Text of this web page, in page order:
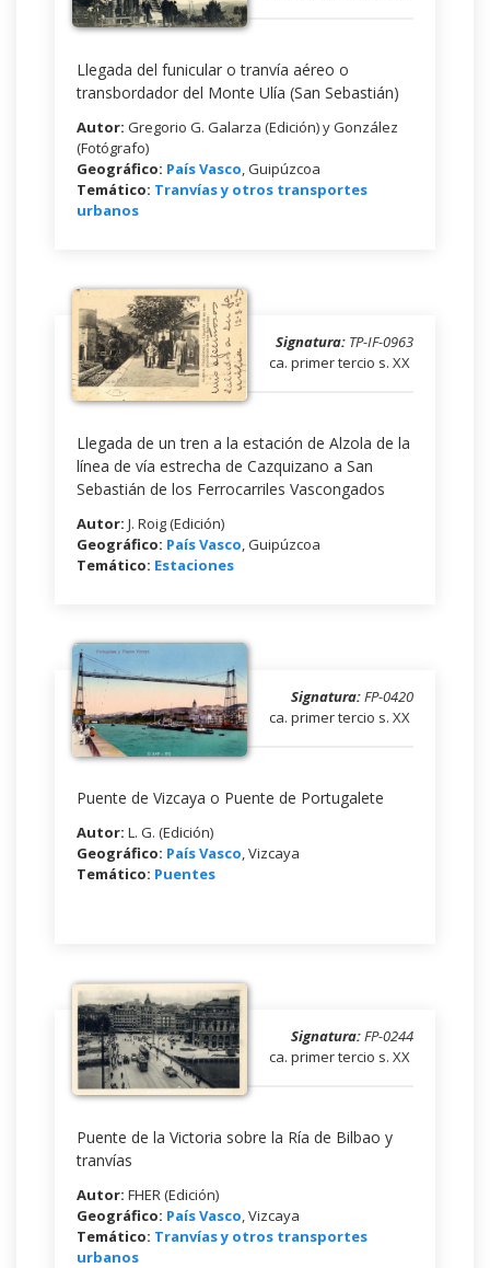
Llegada del funicular o tranvía aéreo o
transbordador del Monte Ulía (San Sebastián)
Autor: Gregorio G. Galarza (Edición) y González
(Fotógrafo)
Geográfico: País Vasco, Guipúzcoa
Temático: Tranvías y otros transportes
urbanos
Signatura: TP-IF-0963
ca. primer tercio s. XX
Llegada de un tren a la estación de Alzola de la
línea de vía estrecha de Cazquizano a San
Sebastián de los Ferrocarriles Vascongados
Autor: J. Roig (Edición)
Geográfico: País Vasco, Guipúzcoa
Temático: Estaciones
Signatura:FP-0420
ca. primer tercio s. XX
Puente de Vizcaya o Puente de Portugalete
Autor: L. G. (Edición)
Geográfico: País Vasco, Vizcaya
Temático: Puentes
Signatura:FP-0244
ca. primer tercio s. XX
Puente de la Victoria sobre la Ría de Bilbao y
tranvías
Autor: FHER (Edición)
Geográfico: País Vasco, Vizcaya
Temático: Tranvías y otros transportes
urbanos